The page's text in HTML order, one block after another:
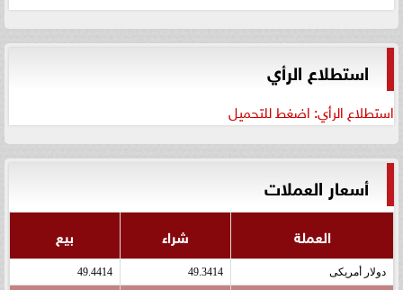
استطلاع الرأي
استطلاع الرأي: اضغط للتحميل
أسعار العملات
العملة شراء بيع
دولار أمريكى 49.3414
49.4414